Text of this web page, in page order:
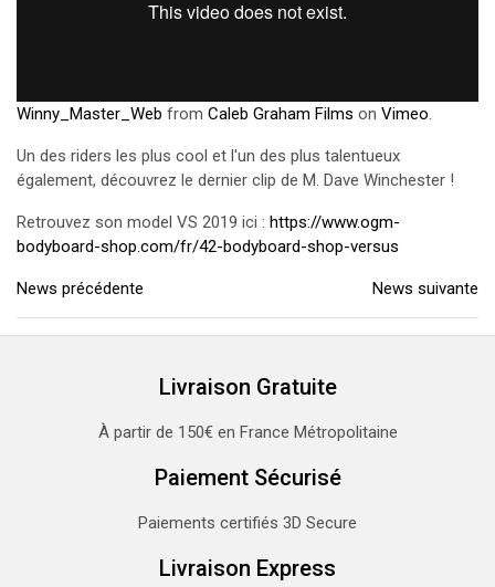
Winny_Master_Web from Caleb Graham Films on Vimeo.
Un des riders les plus cool et l'un des plus talentueux
également, découvrez le dernier clip de M. Dave Winchester !
Retrouvez son model VS 2019 ici : https://www.ogm-
bodyboard-shop.com/fr/42-bodyboard-shop-versus
News précédente News suivante
Livraison Gratuite
À partir de 150€ en France Métropolitaine
Paiement Sécurisé
Paiements certifiés 3D Secure
Livraison Express